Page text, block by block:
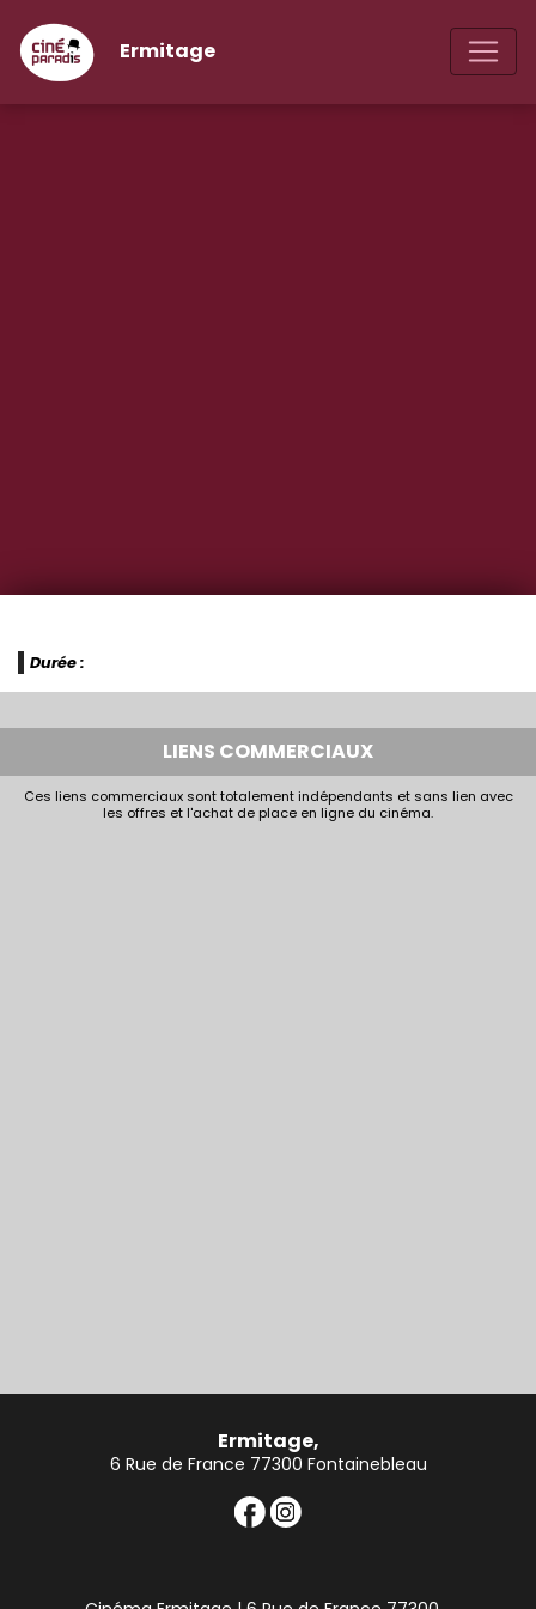
Ermitage
Durée :
LIENS COMMERCIAUX
Ces liens commerciaux sont totalement indépendants et sans lien avec
les offres et l'achat de place en ligne du cinéma.
Ermitage,
6 Rue de France 77300 Fontainebleau